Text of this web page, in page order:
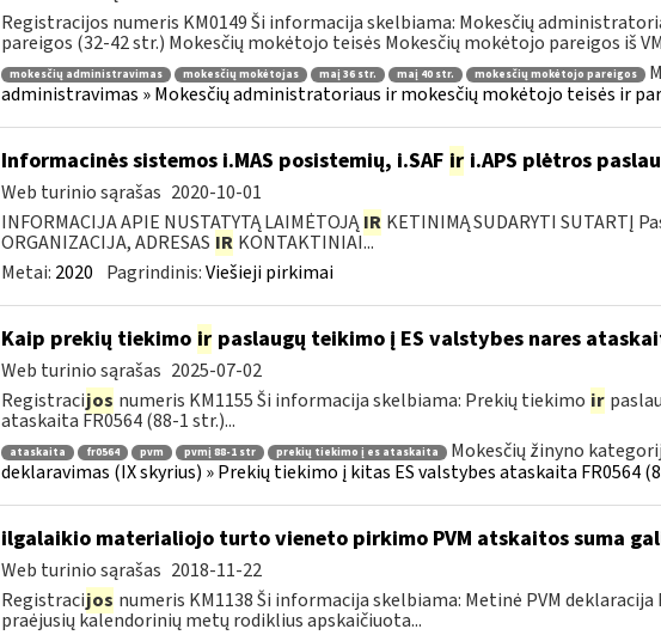
Registracijos numeris KM0149 Ši informacija skelbiama: Mokesčių
pareigos (32-42 str.) Mokesčių mokėtojo teisės Mokesčių mokėtojo pareigos iš
mokesčių administravimas mokesčių mokėtojas maį 36 str. maį 40 str. mokesčių mokėtojo pareigos
administravimas » Mokesčių administratoriaus ir mokesčių mokėtojo teisės ir
Informacinės sistemos i.MAS posistemių, i.SAF iri.APS plėtros
Web turinio sąrašas 2020-10-01
INFORMACIJA APIE NUSTATYTĄ LAIMĖTOJĄIR KETINIMĄ SUDARYTI SUTARTĮ
ORGANIZACIJA, ADRESAS IR KONTAKTINIAI...
Metai: 2020 Pagrindinis:Viešieji pirkimai
Kaip prekių tiekimo irpaslaugų teikimo į ES valstybes nares
Web turinio sąrašas 2025-07-02
Registracijos numeris KM1155 Ši informacija skelbiama: Prekių tiekimo ir
ataskaita FR0564 (88-1 str.)...
ataskaita fr0564 pvm pvmį 88-1 str prekių tiekimo į es ataskaita Mokesčių žinyno
deklaravimas (IX skyrius) » Prekių tiekimo į kitas ES valstybes ataskaita FR0564
ilgalaikio materialiojo turto vieneto pirkimo PVM atskaitos suma
Web turinio sąrašas 2018-11-22
Registracijos numeris KM1138 Ši informacija skelbiama: Metinė PVM
praėjusių kalendorinių metų rodiklius apskaičiuota...